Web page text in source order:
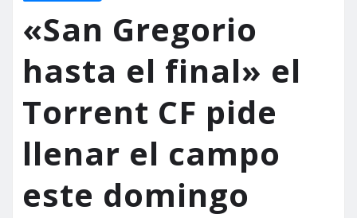
«San Gregorio
hasta el final» el
Torrent CF pide
llenar el campo
este domingo